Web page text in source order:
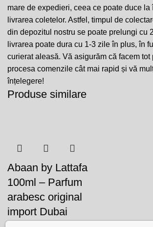
mare de expedieri, ceea ce poate duce la
livrarea coletelor. Astfel, timpul de
din depozitul nostru se poate prelungi cu
livrarea poate dura cu 1-3 zile în plus, în
curierat aleasă. Vă asigurăm că facem
procesa comenzile cât mai rapid și vă
înțelegere!
Produse similare
Abaan by Lattafa
100ml – Parfum
arabesc original
import Dubai